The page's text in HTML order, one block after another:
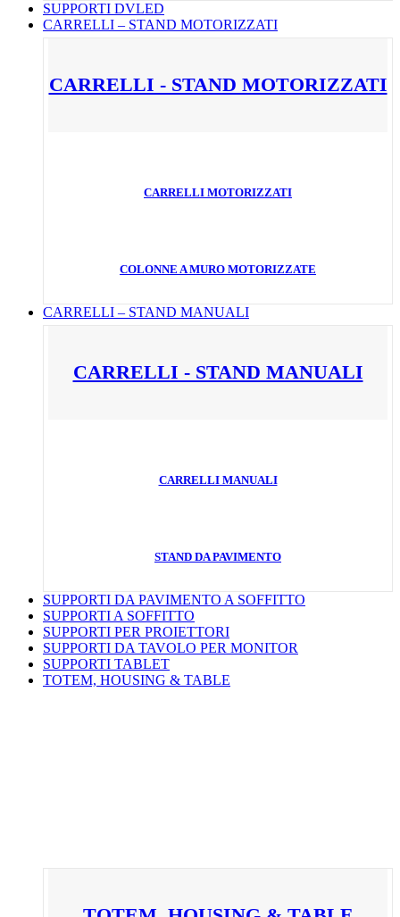
SUPPORTI DVLED
CARRELLI – STAND MOTORIZZATI
CARRELLI - STAND MOTORIZZATI
CARRELLI MOTORIZZATI
COLONNE A MURO MOTORIZZATE
CARRELLI – STAND MANUALI
CARRELLI - STAND MANUALI
CARRELLI MANUALI
STAND DA PAVIMENTO
SUPPORTI DA PAVIMENTO A SOFFITTO
SUPPORTI A SOFFITTO
SUPPORTI PER PROIETTORI
SUPPORTI DA TAVOLO PER MONITOR
SUPPORTI TABLET
TOTEM, HOUSING & TABLE